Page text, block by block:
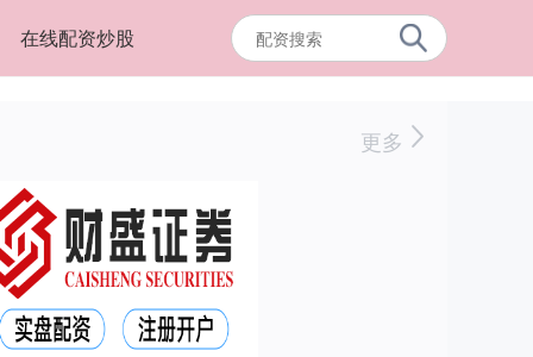
在线配资炒股
更多